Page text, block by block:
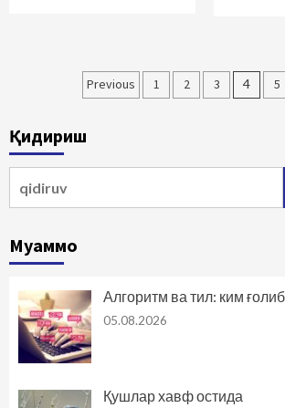
Maqolalar
harakatlanish
Previous 1 2 3 4 5
Қидириш
Муаммо
Алгоритм ва тил: ким
05.08.2026
Қушлар хавф остида